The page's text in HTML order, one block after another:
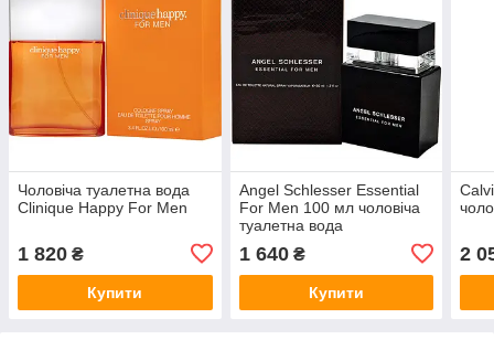
Чоловіча туалетна вода
Clinique Happy For Men
1 820 ₴
Купити
Angel Schlesser Essential
For Men 100 мл чоловіча
туалетна вода
1 640₴
Купити
2